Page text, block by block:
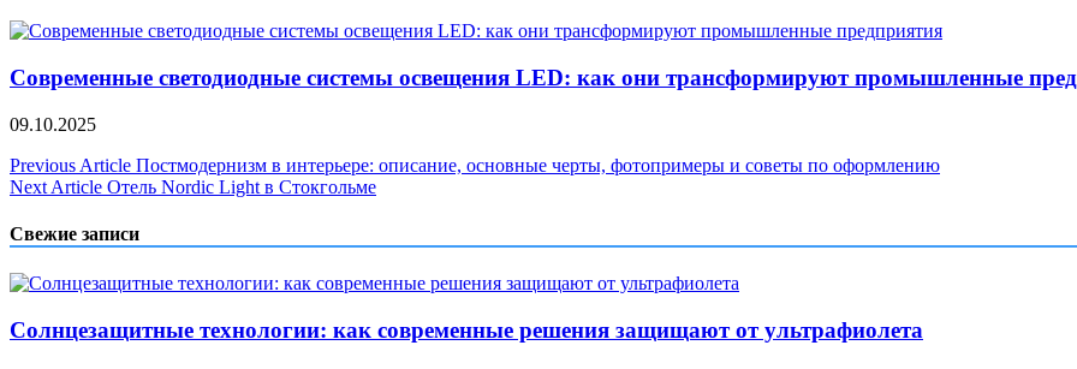
Современные светодиодные системы освещения LED: как они трансформируют промышленные
09.10.2025
Навигация
по
записям
Previous Article Постмодернизм в интерьере: описание, основные черты, фотопримеры и советы по оформлению
Next Article Отель Nordic Light в Стокгольме
Свежие записи
Солнцезащитные технологии: как современные решения защищают от ультрафиолета